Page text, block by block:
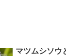
マツムシソウ